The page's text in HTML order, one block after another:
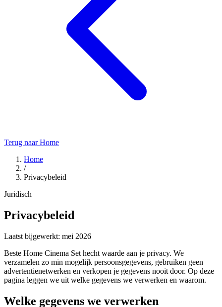
Terug naar Home
Home
/
Privacybeleid
Juridisch
Privacybeleid
Laatst bijgewerkt: mei 2026
Beste Home Cinema Set hecht waarde aan je privacy. We
verzamelen zo min mogelijk persoonsgegevens, gebruiken geen
advertentienetwerken en verkopen je gegevens nooit door. Op deze
pagina leggen we uit welke gegevens we verwerken en waarom.
Welke gegevens we verwerken